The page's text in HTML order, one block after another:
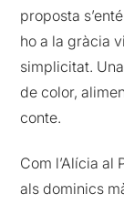
proposta
ho a la gràcia
simplicitat.
de color,
conte.
Com l’Alícia al
als dominics